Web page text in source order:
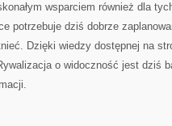
wsparciem również dla
potrzebuje dziś dobrze
Dzięki wiedzy dostępnej na
o widoczność jest dziś